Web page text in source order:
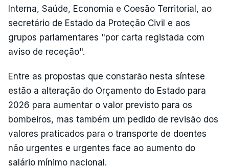
Interna, Saúde, Economia e Coesão Territorial, ao
secretário de Estado da Proteção Civil e aos
grupos parlamentares "por carta registada com
aviso de receção".
Entre as propostas que constarão nesta síntese
estão a alteração do Orçamento do Estado para
2026 para aumentar o valor previsto para os
bombeiros, mas também um pedido de revisão dos
valores praticados para o transporte de doentes
não urgentes e urgentes face ao aumento do
salário mínimo nacional.